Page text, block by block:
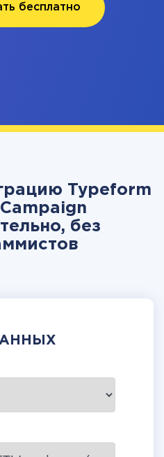
бесплатно
Typeform
без